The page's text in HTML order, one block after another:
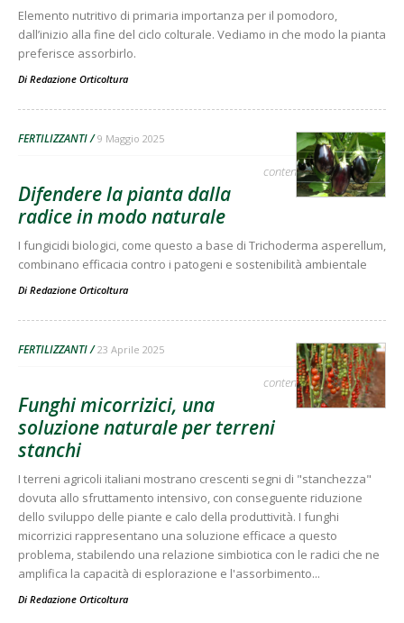
Elemento nutritivo di primaria importanza per il pomodoro,
dall’inizio alla fine del ciclo colturale. Vediamo in che modo la pianta
preferisce assorbirlo.
Di Redazione Orticoltura
FERTILIZZANTI 9 Maggio 2025
contenuto sponsorizzato
Difendere la pianta dalla
radice in modo naturale
I fungicidi biologici, come questo a base di Trichoderma asperellum,
combinano efficacia contro i patogeni e sostenibilità ambientale
Di Redazione Orticoltura
FERTILIZZANTI 23 Aprile 2025
contenuto sponsorizzato
Funghi micorrizici, una
soluzione naturale per terreni
stanchi
I terreni agricoli italiani mostrano crescenti segni di "stanchezza"
dovuta allo sfruttamento intensivo, con conseguente riduzione
dello sviluppo delle piante e calo della produttività. I funghi
micorrizici rappresentano una soluzione efficace a questo
problema, stabilendo una relazione simbiotica con le radici che ne
amplifica la capacità di esplorazione e l'assorbimento...
Di Redazione Orticoltura